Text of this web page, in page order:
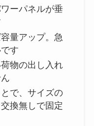
ーパネルが垂
量アップ。急
す
物の出し入れ
で、サイズの
換無しで固定